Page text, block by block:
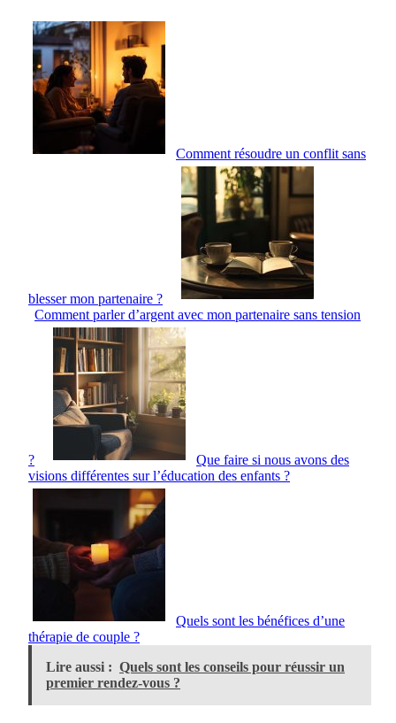
Comment résoudre un conflit sans
blesser mon partenaire ?
Comment parler d’argent avec mon partenaire sans tension
?
Que faire si nous avons des
visions différentes sur l’éducation des enfants ?
Quels sont les bénéfices d’une
thérapie de couple ?
Lire aussi : Quels sont les conseils pour réussir un
premier rendez-vous ?